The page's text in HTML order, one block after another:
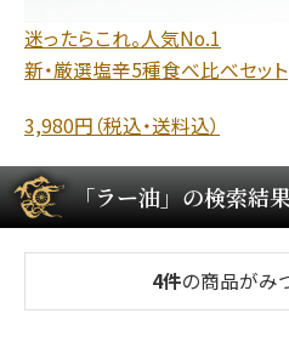
迷ったらこれ。人気No.1
新・厳選塩辛5種食べ比べセット
3,980円（税込・送料込）
「ラー油」の検索結
4件の商品がみ